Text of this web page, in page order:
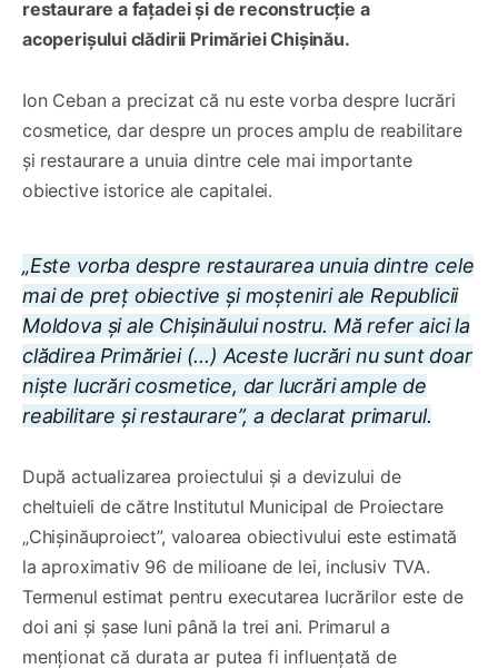
restaurare a fațadei și de reconstrucție a
acoperișului clădirii Primăriei Chișinău.
Ion Ceban a precizat că nu este vorba despre lucrări
cosmetice, dar despre un proces amplu de reabilitare
și restaurare a unuia dintre cele mai importante
obiective istorice ale capitalei.
„Este vorba despre restaurarea unuia dintre cele
mai de preț obiective și moșteniri ale Republicii
Moldova și ale Chișinăului nostru. Mă refer aici la
clădirea Primăriei (...) Aceste lucrări nu sunt doar
niște lucrări cosmetice, dar lucrări ample de
reabilitare și restaurare”, a declarat primarul.
După actualizarea proiectului și a devizului de
cheltuieli de către Institutul Municipal de Proiectare
„Chișinăuproiect”, valoarea obiectivului este estimată
la aproximativ 96 de milioane de lei, inclusiv TVA.
Termenul estimat pentru executarea lucrărilor este de
doi ani și șase luni până la trei ani. Primarul a
menționat că durata ar putea fi influențată de